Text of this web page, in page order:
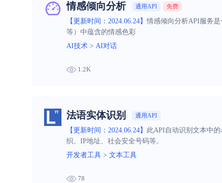
情感倾向分析 通用API 免费
【更新时间：2024.06.24】情感倾向分析API服务
等）中蕴含的情感色彩
AI技术 > AI对话
1.2K
法语实体识别 通用API
【更新时间：2024.06.24】 此API自动识别文本中
织、IP地址、社会安全号码等。
开发者工具 > 文本工具
78